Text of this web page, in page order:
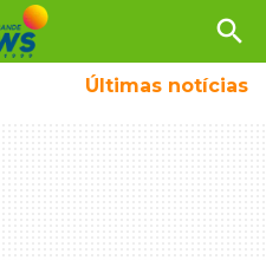
search
Últimas notícias